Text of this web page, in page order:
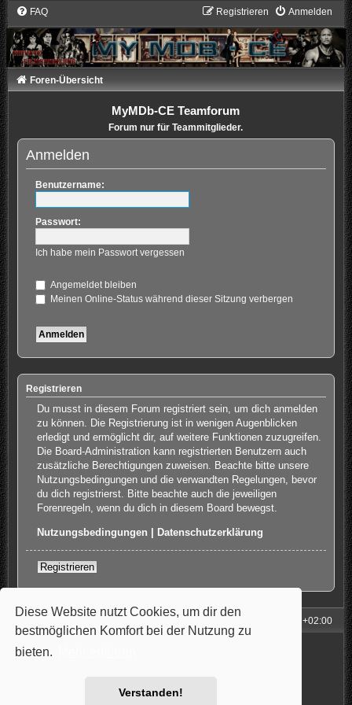
Diese Website nutzt Cookies, um dir den
bestmöglichen Komfort bei der Nutzung zu
bieten.
Verstanden!
FAQ Anmelden
Registrieren
Foren-Übersicht
MyMDb-CE Teamforum
Forum nur für Teammitglieder.
Anmelden
Benutzername:
Passwort:
Ich habe mein Passwort vergessen
Angemeldet bleiben
Meinen Online-Status während dieser Sitzung verbergen
Registrieren
Du musst in diesem Forum registriert sein, um dich anmelden
zu können. Die Registrierung ist in wenigen Augenblicken
erledigt und ermöglicht dir, auf weitere Funktionen zuzugreifen.
Die Board-Administration kann registrierten Benutzern auch
zusätzliche Berechtigungen zuweisen. Beachte bitte unsere
Nutzungsbedingungen und die verwandten Regelungen, bevor
du dich registrierst. Bitte beachte auch die jeweiligen
Forenregeln, wenn du dich in diesem Board bewegst.
Nutzungsbedingungen Datenschutzerklärung
Registrieren
UTC+02:00
Powered by
Style: Carbon by Joyce&Luna